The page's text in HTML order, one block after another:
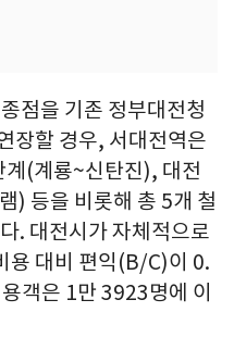
점을 기존 정부대전청
장할 경우, 서대전역은
계(계룡~신탄진), 대전
) 등을 비롯해 총 5개 철
. 대전시가 자체적으로
용 대비 편익(B/C)이 0.
객은 1만 3923명에 이